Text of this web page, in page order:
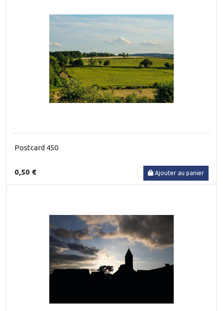
Postcard 450
0,50 € Ajouter au panier